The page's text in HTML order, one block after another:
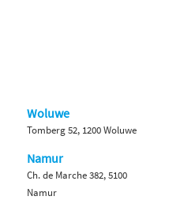
Woluwe
Tomberg 52, 1200 Woluwe
Namur
Ch. de Marche 382, 5100
Namur